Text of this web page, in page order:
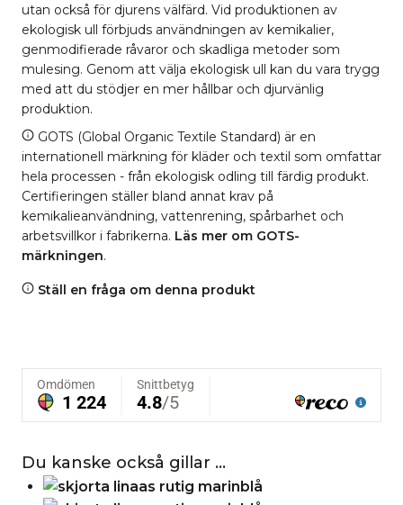
utan också för djurens välfärd. Vid produktionen av
ekologisk ull förbjuds användningen av kemikalier,
genmodifierade råvaror och skadliga metoder som
mulesing. Genom att välja ekologisk ull kan du vara trygg
med att du stödjer en mer hållbar och djurvänlig
produktion.
GOTS (Global Organic Textile Standard) är en
internationell märkning för kläder och textil som omfattar
hela processen - från ekologisk odling till färdig produkt.
Certifieringen ställer bland annat krav på
kemikalieanvändning, vattenrening, spårbarhet och
arbetsvillkor i fabrikerna. Läs mer om GOTS-
märkningen.
Ställ en fråga om denna produkt
Du kanske också gillar …